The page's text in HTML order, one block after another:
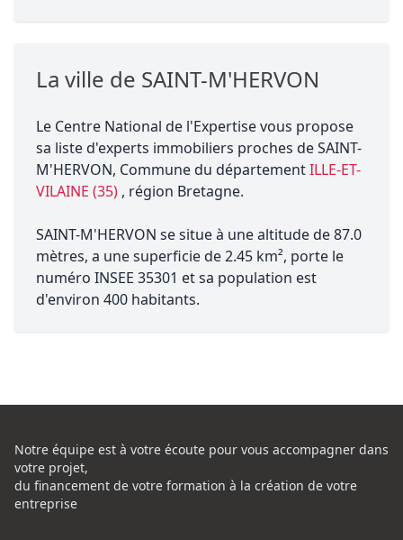
La ville de SAINT-M'HERVON
Le Centre National de l'Expertise vous propose
sa liste d'experts immobiliers proches de SAINT-
M'HERVON, Commune du départementILLE-ET-
VILAINE (35) , région Bretagne.
SAINT-M'HERVON se situe à une altitude de 87.0
mètres, a une superficie de 2.45 km², porte le
numéro INSEE 35301 et sa population est
d'environ 400 habitants.
Notre équipe est à votre écoute pour vous accompagner dans
votre projet,
du financement de votre formation à la création de votre
entreprise